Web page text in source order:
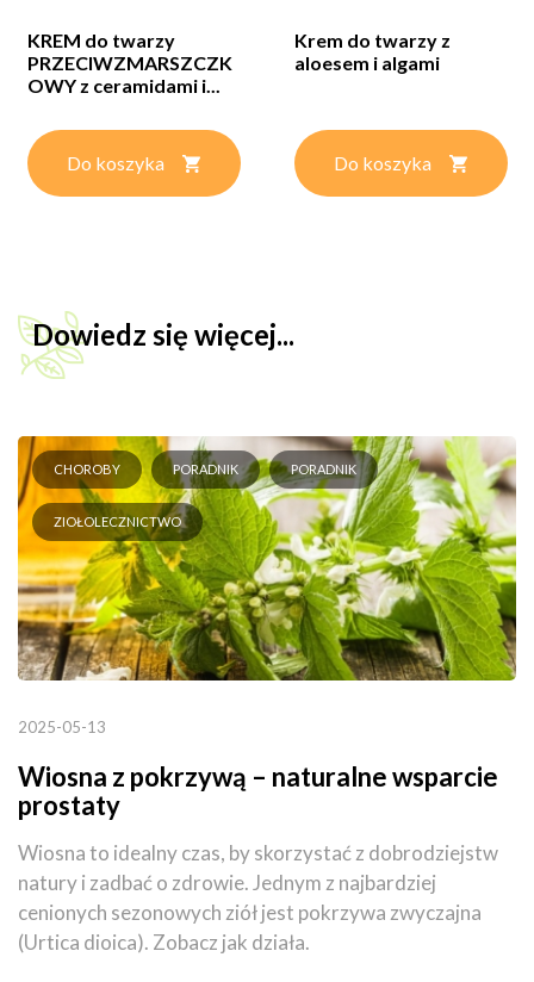
KREM do twarzy
PRZECIWZMARSZCZK
OWY z ceramidami i...
Do koszyka
Krem do twarzy z
aloesem i algami
Do koszyka
Dowiedz się więcej...
CHOROBY PORADNIK PORADNIK
ZIOŁOLECZNICTWO
2025-05-13
Wiosna z pokrzywą – naturalne wsparcie
prostaty
Wiosna to idealny czas, by skorzystać z dobrodziejstw
natury i zadbać o zdrowie. Jednym z najbardziej
cenionych sezonowych ziół jest pokrzywa zwyczajna
(Urtica dioica). Zobacz jak działa.